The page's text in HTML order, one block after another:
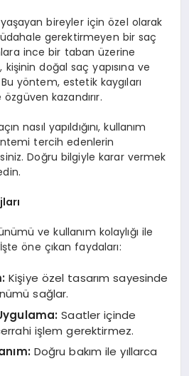
bireyler için özel olarak
gerektirmeyen bir saç
ince bir taban üzerine
doğal saç yapısına ve
yöntem, estetik kaygıları
kazandırır.
nasıl yapıldığını, kullanım
tercih edenlerin
Doğru bilgiyle karar vermek
ve kullanım kolaylığı ile
öne çıkan faydaları:
Kişiye özel tasarım sayesinde
sağlar.
Saatler içinde
işlem gerektirmez.
Doğru bakım ile yıllarca